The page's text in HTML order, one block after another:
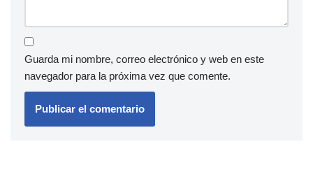
Guarda mi nombre, correo electrónico y web en este
navegador para la próxima vez que comente.